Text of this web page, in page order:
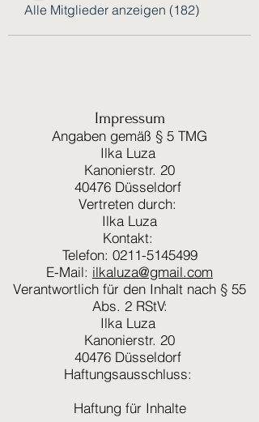
Alle Mitglieder anzeigen (182)
Impressum
Angaben gemäß § 5 TMG
Ilka Luza
Kanonierstr. 20
40476 Düsseldorf
Vertreten durch:
Ilka Luza
Kontakt:
Telefon: 0211-5145499
E-Mail: ilkaluza@gmail.com
Verantwortlich für den Inhalt nach § 55
Abs. 2 RStV:
Ilka Luza
Kanonierstr. 20
40476 Düsseldorf
Haftungsausschluss:
Haftung für Inhalte